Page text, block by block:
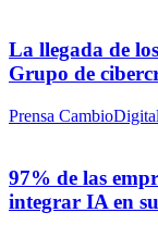
La llegada de
Grupo de
Prensa
97% de las
integrar IA en